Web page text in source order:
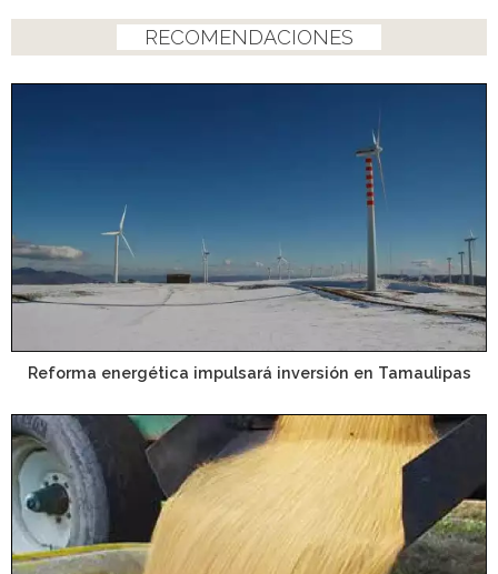
RECOMENDACIONES
Reforma energética impulsará inversión en Tamaulipas